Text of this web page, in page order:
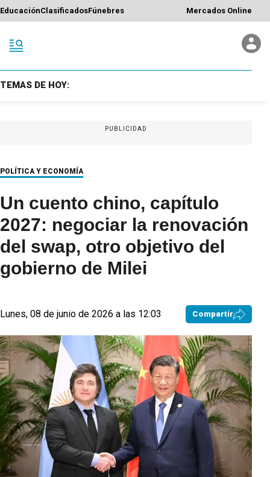
EducaciónClasificadosFúnebres Mercados Online
TEMAS DE HOY:
PUBLICIDAD
POLÍTICA Y ECONOMÍA
Un cuento chino, capítulo
2027: negociar la renovación
del swap, otro objetivo del
gobierno de Milei
Lunes, 08 de junio de 2026 a las 12:03 Compartir